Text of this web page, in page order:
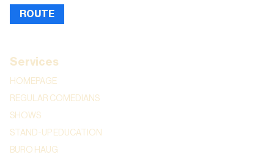
ROUTE
Services
HOMEPAGE
REGULAR COMEDIANS
SHOWS
STAND-UP EDUCATION
BURO HAUG